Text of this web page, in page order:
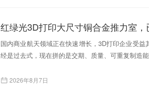
红绿光3D打印大尺寸铜合金推力室，
国内商业航天领域正在快速增长，3D打印企业受
经是过去式，现在拼的是交期、质量、可重复制造
2026年8月7日